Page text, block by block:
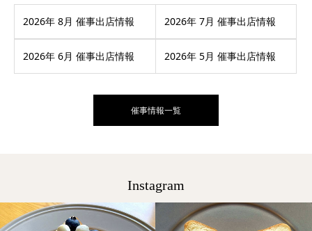
2026年 8月 催事出店情報 2026年 7月 催事出店情報
2026年 6月 催事出店情報 2026年 5月 催事出店情報
催事情報一覧
Instagram